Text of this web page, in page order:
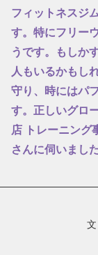
フィットネスジ
す。特にフリー
うです。もしか
人もいるかもし
守り、時にはパ
す。正しいグロ
店 トレーニング
さんに伺いました